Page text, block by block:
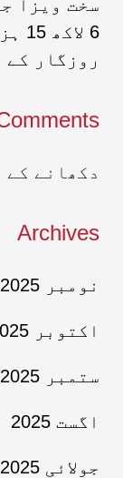
6
روزگار کے
دکھانے کے
Archives
نومبر 2025
اکتوبر 2025
ستمبر 2025
اگست 2025
جولائی 2025